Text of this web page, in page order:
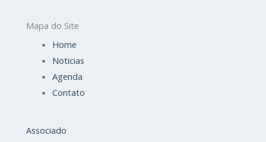
Mapa do Site
Home
Noticias
Agenda
Contato
Associado